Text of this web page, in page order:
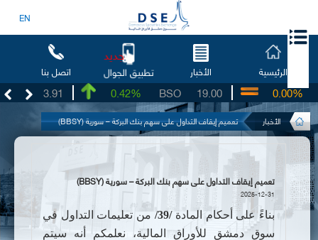
EN
الرئيسية الأخبار تطبيق الجوال
جديد
اتصل بنا
3.91
UG 19.00
BSO
0.42% 0.00%
الأخبار تعميم إيقاف التداول على سهم بنك البركة – سورية (BBSY)
تعميم إيقاف التداول على سهم بنك البركة – سورية (BBSY)
2025-12-31
بناءً على أحكام المادة/39/
من تعليمات التداول في
سوق دمشق للأوراق المالية، نعلمكم أنه سيتم